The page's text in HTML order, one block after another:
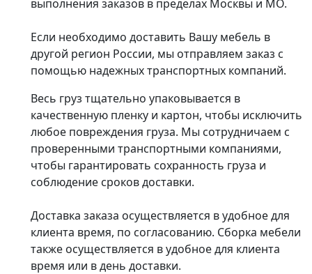
выполнения заказов в пределах Москвы и МО.
Если необходимо доставить Вашу мебель в
другой регион России, мы отправляем заказ с
помощью надежных транспортных компаний.
Весь груз тщательно упаковывается в
качественную пленку и картон, чтобы исключить
любое повреждения груза. Мы сотрудничаем с
проверенными транспортными компаниями,
чтобы гарантировать сохранность груза и
соблюдение сроков доставки.
Доставка заказа осуществляется в удобное для
клиента время, по согласованию. Сборка мебели
также осуществляется в удобное для клиента
время или в день доставки.